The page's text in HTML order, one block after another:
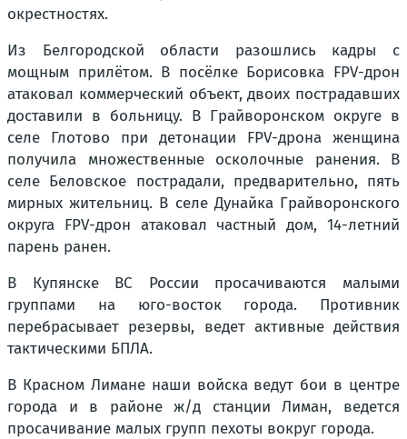
окрестностях.
Из Белгородской области разошлись кадры с
мощным прилётом. В посёлке Борисовка FPV-дрон
атаковал коммерческий объект, двоих пострадавших
доставили в больницу. В Грайворонском округе в
селе Глотово при детонации FPV-дрона женщина
получила множественные осколочные ранения. В
селе Беловское пострадали, предварительно, пять
мирных жительниц. В селе Дунайка Грайворонского
округа FPV-дрон атаковал частный дом, 14-летний
парень ранен.
В Купянске ВС России просачиваются малыми
группами на юго-восток города. Противник
перебрасывает резервы, ведет активные действия
тактическими БПЛА.
В Красном Лимане наши войска ведут бои в центре
города и в районе ж/д станции Лиман, ведется
просачивание малых групп пехоты вокруг города.